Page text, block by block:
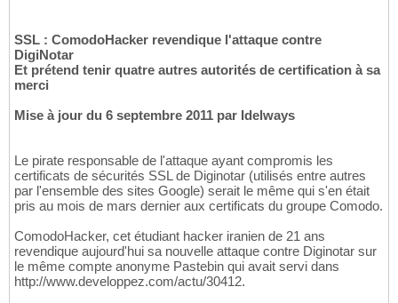
SSL : ComodoHacker revendique l'attaque contre
DigiNotar
Et prétend tenir quatre autres autorités de certification à sa
merci
Mise à jour du 6 septembre 2011 par Idelways
Le pirate responsable de l'attaque ayant compromis les
certificats de sécurités SSL de Diginotar (utilisés entre autres
par l'ensemble des sites Google) serait le même qui s'en était
pris au mois de mars dernier aux certificats du groupe Comodo.
ComodoHacker, cet étudiant hacker iranien de 21 ans
revendique aujourd'hui sa nouvelle attaque contre Diginotar sur
le même compte anonyme Pastebin qui avait servi dans
http://www.developpez.com/actu/30412.